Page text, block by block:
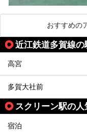
おすすめの
近江鉄道多賀線
高宮
多賀大社前
スクリーン駅の
宿泊